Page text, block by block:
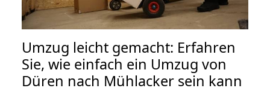
Umzug leicht gemacht: Erfahren
Sie, wie einfach ein Umzug von
Düren nach Mühlacker sein kann